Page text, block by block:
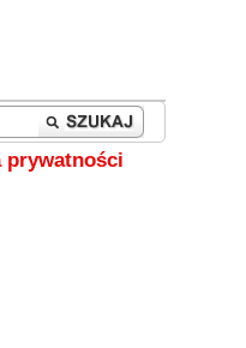
prywatności